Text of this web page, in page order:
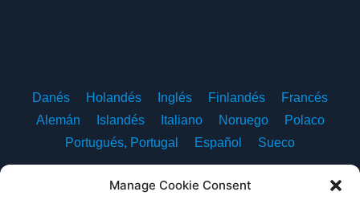
Manage Cookie Consent
Danés Holandés Inglés Finlandés
Francés
Alemán
Islandés Italiano Noruego
Polaco
Portugués, Portugal
Español Sueco